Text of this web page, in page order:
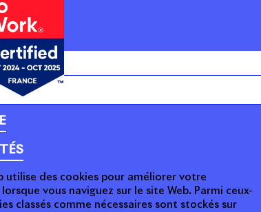
utilise des cookies pour améliorer votre
vous naviguez sur le site Web. Parmi ceux-
classés comme nécessaires sont stockés sur